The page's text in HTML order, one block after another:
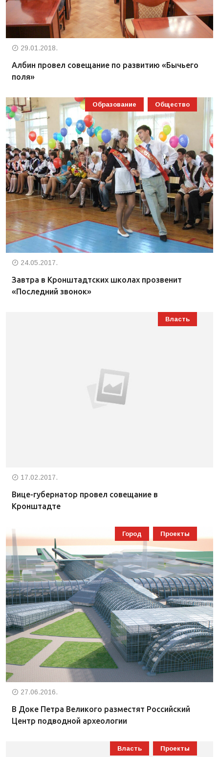
29.01.2018.
Албин провел совещание по развитию «Бычьего
поля»
Образование Общество
24.05.2017.
Завтра в Кронштадтских школах прозвенит
«Последний звонок»
Власть
17.02.2017.
Вице-губернатор провел совещание в
Кронштадте
Город Проекты
27.06.2016.
В Доке Петра Великого разместят Российский
Центр подводной археологии
Власть Проекты